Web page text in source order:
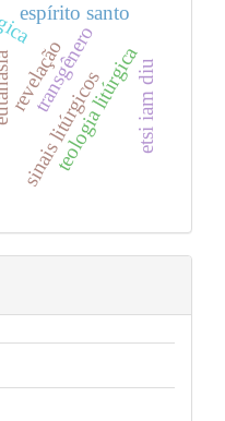
espírito santo
transgênero
sinais litúrgicos
teologia litúrgicaetsi iam diu
revelação